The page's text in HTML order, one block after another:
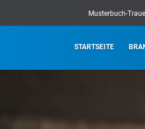
Musterbuch-
STARTSEITE